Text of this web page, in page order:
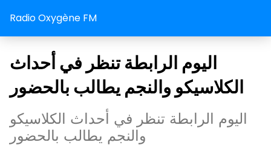
Radio Oxygène FM
اليوم الرابطة تنظر في أحداث
الكلاسيكو والنجم يطالب بالحضور
اليوم الرابطة تنظر في أحداث الكلاسيكو
والنجم يطالب بالحضور